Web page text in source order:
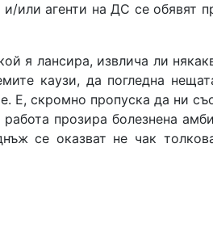
агенти на ДС се обявят
я лансира, извлича ли
каузи, да погледна
Е, скромно пропуска да ни
прозира болезнена
се оказват не чак